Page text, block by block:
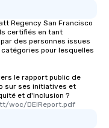
Regency San Francisco
certifiés en tant
des personnes issues
pour lesquelles
le rapport public de
sur ses initiatives et
et d'inclusion ?
woc/DEIReport.pdf